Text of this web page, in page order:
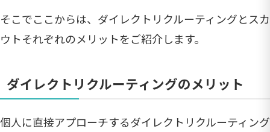
そこでここからは、ダイレクトリクルーティングとスカ
ウトそれぞれのメリットをご紹介します。
ダイレクトリクルーティングのメリット
個人に直接アプローチするダイレクトリクルーティング